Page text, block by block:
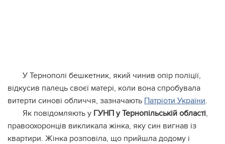
У Тернополі бешкетник, який чинив опір поліції,
відкусив палець своєї матері, коли вона спробувала
витерти синові обличчя, зазначають Патріоти України.
Як повідомляють у ГУНП у Тернопільській області,
правоохоронців викликала жінка, яку син вигнав із
квартири. Жінка розповіла, що прийшла додому і